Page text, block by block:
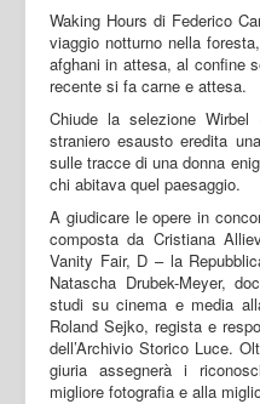
Waking Hours di Federico
viaggio notturno nella
afghani in attesa, al confine
recente si fa carne e attesa.
Chiude la selezione
straniero esausto eredita
sulle tracce di una donna
chi abitava quel paesaggio.
A giudicare le opere in
composta da Cristiana
Vanity Fair, D – la
Natascha Drubek-Meyer,
studi su cinema e media
Roland Sejko, regista e
dell’Archivio Storico Luce.
giuria assegnerà i
migliore fotografia e alla